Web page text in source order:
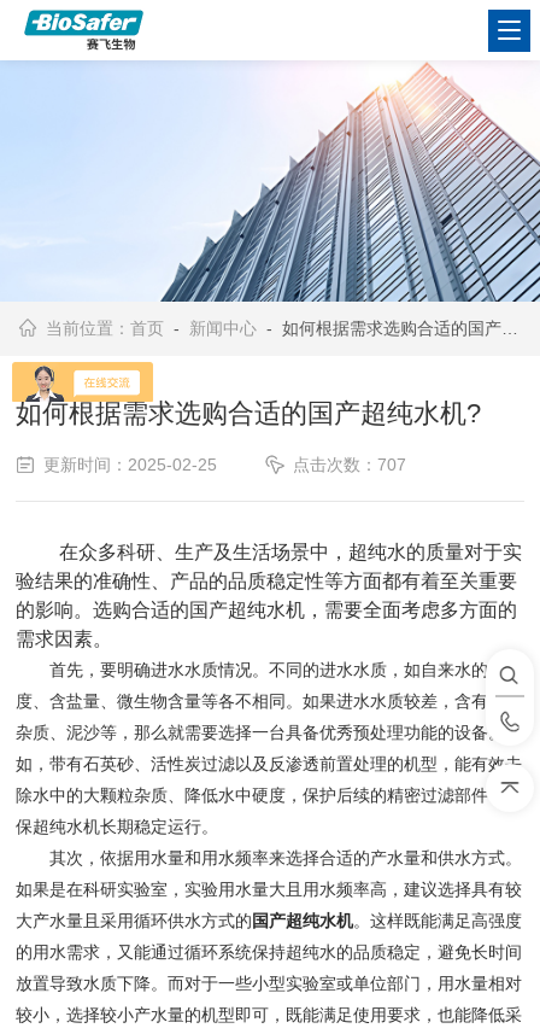
当前位置：首页 - 新闻中心 - 如何根据需求选购合适的国产超纯水机?
如何根据需求选购合适的国产超纯水机?
更新时间：2025-02-25 点击次数：707
在众多科研、生产及生活场景中，超纯水的质量对于实
验结果的准确性、产品的品质稳定性等方面都有着至关重要
的影响。选购合适的国产超纯水机，需要全面考虑多方面的
需求因素。
首先，要明确进水水质情况。不同的进水水质，如自来水的硬
度、含盐量、微生物含量等各不相同。如果进水水质较差，含有较多
杂质、泥沙等，那么就需要选择一台具备优秀预处理功能的设备。例
如，带有石英砂、活性炭过滤以及反渗透前置处理的机型，能有效去
除水中的大颗粒杂质、降低水中硬度，保护后续的精密过滤部件，确
保超纯水机长期稳定运行。
其次，依据用水量和用水频率来选择合适的产水量和供水方式。
如果是在科研实验室，实验用水量大且用水频率高，建议选择具有较
大产水量且采用循环供水方式的国产超纯水机。这样既能满足高强度
的用水需求，又能通过循环系统保持超纯水的品质稳定，避免长时间
放置导致水质下降。而对于一些小型实验室或单位部门，用水量相对
较小，选择较小产水量的机型即可，既能满足使用要求，也能降低采